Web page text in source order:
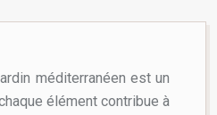
méditerranéen est un
élément contribue à